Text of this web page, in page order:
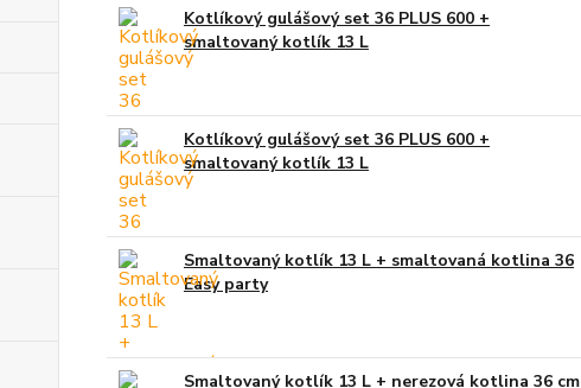
Kotlíkový gulášový set 36 PLUS 600 +
smaltovaný kotlík 13 L
Kotlíkový gulášový set 36 PLUS 600 +
smaltovaný kotlík 13 L
Smaltovaný kotlík 13 L + smaltovaná kotlina 36
Easy party
Smaltovaný kotlík 13 L + nerezová kotlina 36 cm